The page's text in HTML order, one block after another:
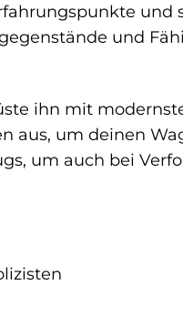
und
und
ihn mit
aus, um deinen
um auch bei